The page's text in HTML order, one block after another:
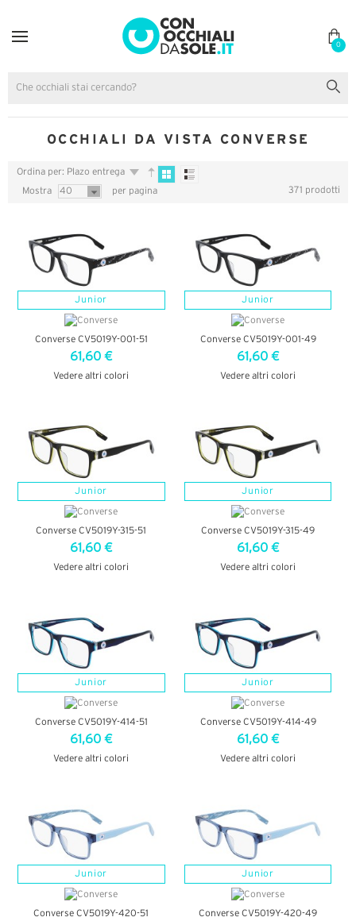
0
OCCHIALI DA VISTA CONVERSE
Ordina per: Plazo entrega
Mostra 40 per pagina 371 prodotti
Junior
Converse CV5019Y-001-51
61,60 €
Vedere altri colori
Junior
Converse CV5019Y-001-49
61,60 €
Vedere altri colori
Junior
Converse CV5019Y-315-51
61,60 €
Vedere altri colori
Junior
Converse CV5019Y-315-49
61,60 €
Vedere altri colori
Junior
Converse CV5019Y-414-51
61,60 €
Vedere altri colori
Junior
Converse CV5019Y-414-49
61,60 €
Vedere altri colori
Junior
Converse CV5019Y-420-51
Junior
Converse CV5019Y-420-49